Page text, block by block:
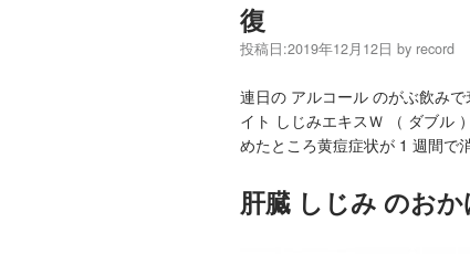
復
投稿日:2019年12月12日 by record
連日の アルコール のがぶ飲み
イト しじみエキスＷ （ ダブル
めたところ黄痘症状が 1 週間で
肝臓 しじみ のお